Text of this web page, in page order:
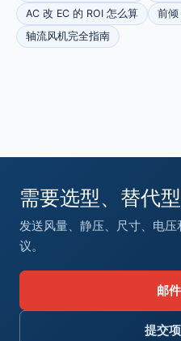
AC 改 EC 的 ROI 怎么算
前倾
轴流风机完全指南
需要选型、替代
发送风量、静压、尺寸、电
议。
邮
提交